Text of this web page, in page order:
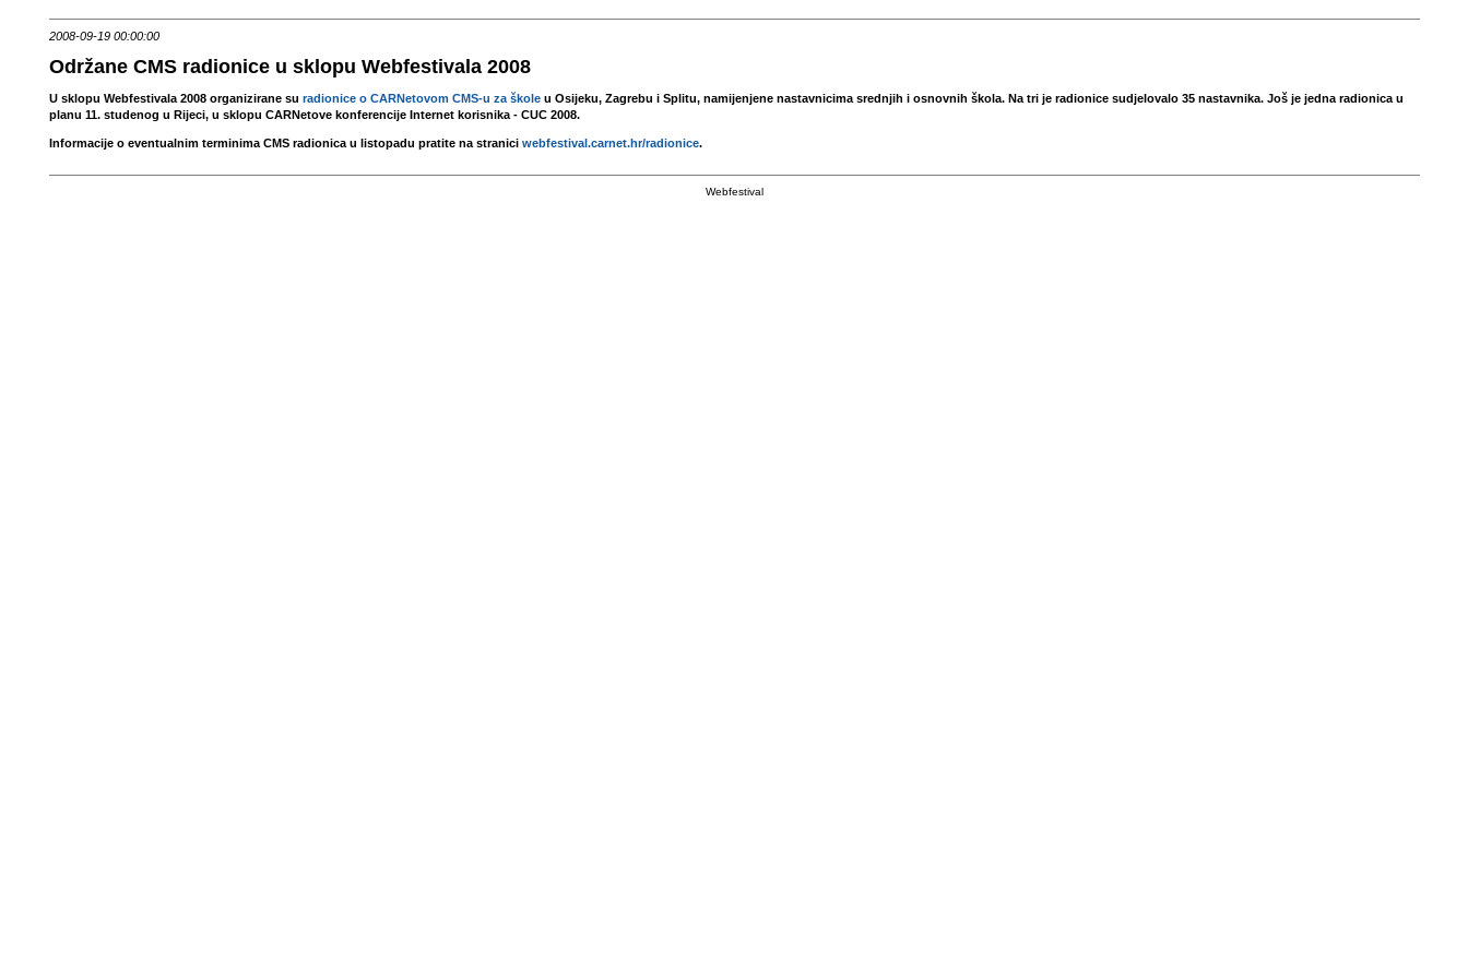
2008-09-19 00:00:00
Održane CMS radionice u sklopu Webfestivala 2008
U sklopu Webfestivala 2008 organizirane su radionice o CARNetovom CMS-u za školeu Osijeku, Zagrebu i Splitu, namijenjene nastavnicima srednjih i osnovnih škola. Na tri je radionice sudjelovalo 35 nastavnika. Još je jedna radionica u
planu 11. studenog u Rijeci, u sklopu CARNetove konferencije Internet korisnika - CUC 2008.
Informacije o eventualnim terminima CMS radionica u listopadu pratite na straniciwebfestival.carnet.hr/radionice.
Webfestival